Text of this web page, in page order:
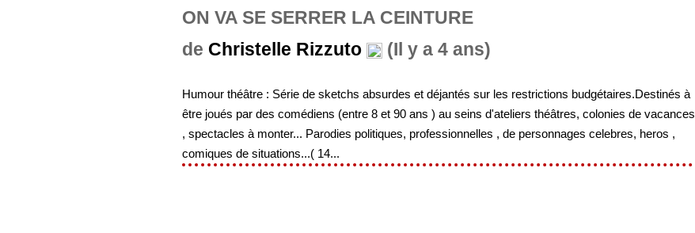
ON VA SE SERRER LA CEINTURE
de Christelle Rizzuto (Il y a 4 ans)
Humour théâtre : Série de sketchs absurdes et déjantés sur les restrictions budgétaires.Destinés à
être joués par des comédiens (entre 8 et 90 ans ) au seins d'ateliers théâtres, colonies de vacances
, spectacles à monter... Parodies politiques, professionnelles , de personnages celebres, heros ,
comiques de situations...( 14...